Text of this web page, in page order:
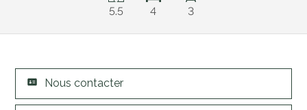
5.5 4 3
Nous contacter